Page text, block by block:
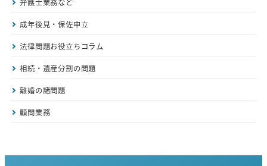
弁護士業務など
成年後見・保佐申立
法律問題お役立ちコラム
相続・遺産分割の問題
離婚の諸問題
顧問業務